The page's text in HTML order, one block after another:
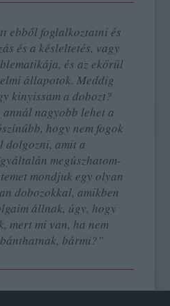
ebből foglalkoztatni és
és a késleltetés, vagy
és az ekörül
állapotok. Meddig
kinyissam a dobozt?
nagyobb lehet a
hogy nem fogok
dolgozni, amit a
megúszhatom-
mondjuk egy olyan
dobozokkal, amikben
állnak, úgy, hogy
mert mi van, ha nem
bármi?”